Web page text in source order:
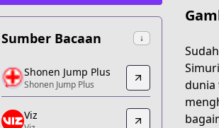
Sumber Bacaan ↓
Shonen Jump Plus
Shonen Jump Plus
https://shonenjumpplus.com/episode/
Viz
Shonen Jump Plus
Shonen Jump Plus
Viz
dunia